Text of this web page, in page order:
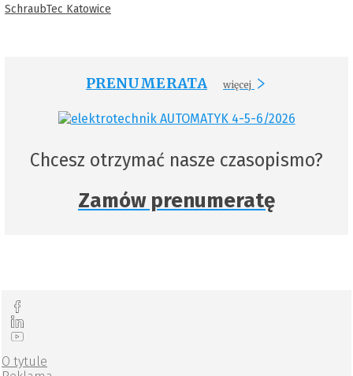
SchraubTec Katowice
PRENUMERATA więcej
Chcesz otrzymać nasze czasopismo?
Zamów prenumeratę
O tytule